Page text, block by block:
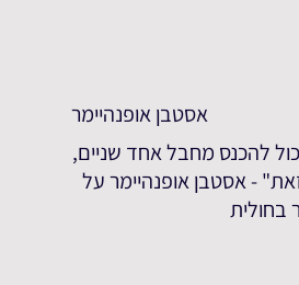
אסטבן אופנהיימר
להכנס מחבל אחד שניים,
- אסטבן אופנהיימר על
בחולית